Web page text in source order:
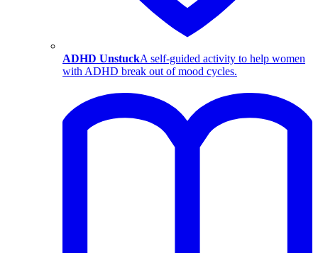
ADHD UnstuckA self-guided activity to help women
with ADHD break out of mood cycles.